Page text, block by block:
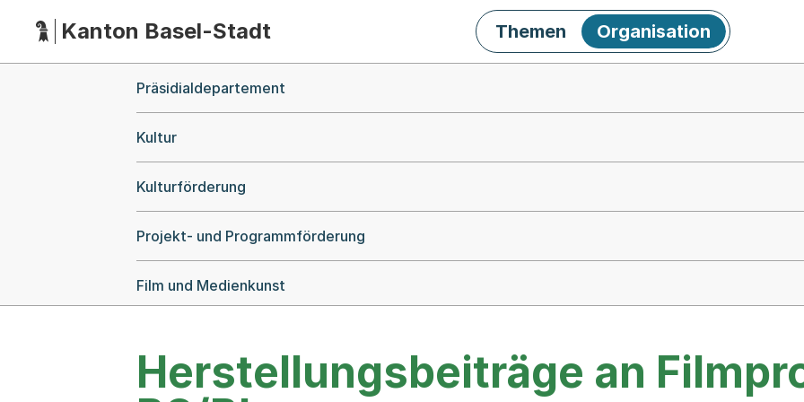
HauptnavigationKanton Basel-Stadt Themen Organisation
Präsidialdepartement
Kultur
Kulturförderung
Projekt- und Programmförderung
Film und Medienkunst
Herstellungsbeiträge an